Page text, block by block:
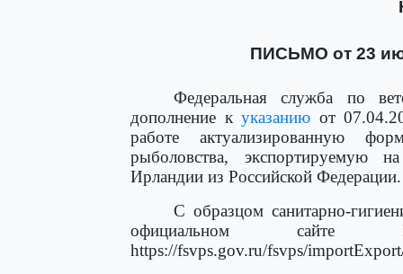
ПИСЬМО от 23
Федеральная служба по
дополнение куказанию от
работе актуализированную
рыболовства, экспортируемую
Ирландии из Российской Федерации.
С образцом санитарно-
официальном сайте
https://fsvps.gov.ru/fsvps/